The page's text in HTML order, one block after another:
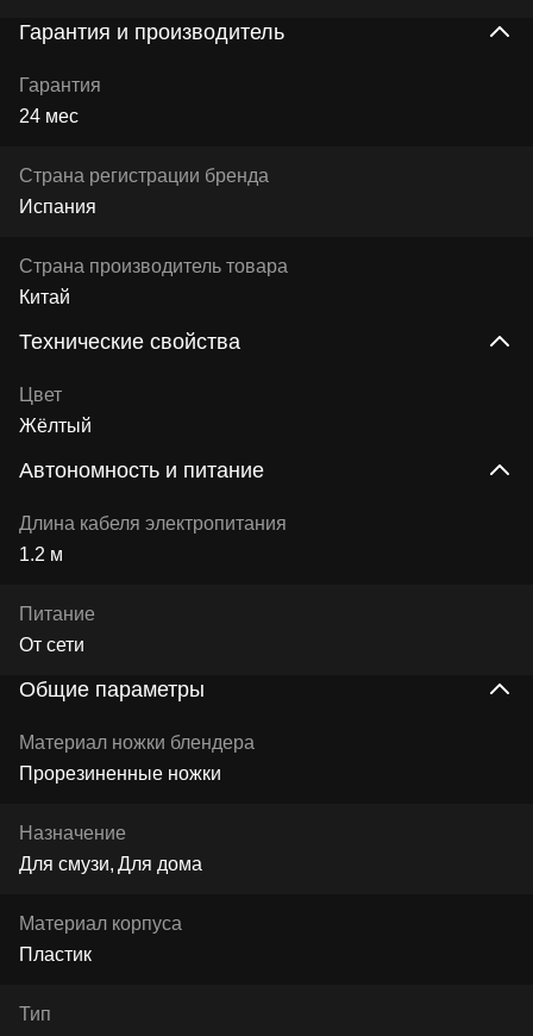
Гарантия и производитель
Гарантия
24 мес
Страна регистрации бренда
Испания
Страна производитель товара
Китай
Технические свойства
Цвет
Жёлтый
Автономность и питание
Длина кабеля электропитания
1.2 м
Питание
От сети
Общие параметры
Материал ножки блендера
Прорезиненные ножки
Назначение
Для смузи Для дома
Материал корпуса
Пластик
Тип